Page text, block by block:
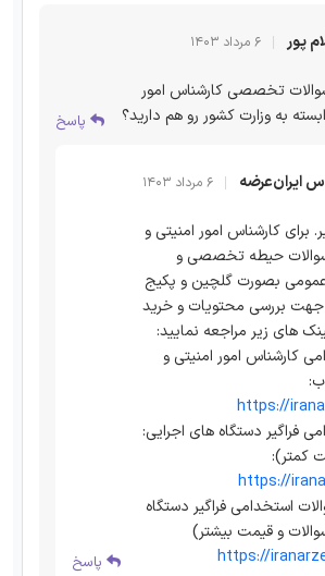
پور ۶ مرداد ۱۴۰۳
تخصصی کارشناس امور
به وزارت کشور رو هم دارید؟
پاسخ
ایران‌عرضه ۶ مرداد ۱۴۰۳
برای کارشناس امور امنیتی و
حیطه تخصصی و
بصورت گلچین و پکیج
بررسی محتویات و خرید
های زیر مراجعه نمایید:
کارشناس امور امنیتی و
https://
فراگیر دستگاه های اجرایی:
کمتر):
https://
استخدامی فراگیر دستگاه
و قیمت بیشتر)
https://
پاسخ